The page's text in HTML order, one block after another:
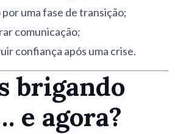
por uma fase de transição;
comunicação;
confiança após uma crise.
brigando
e agora?